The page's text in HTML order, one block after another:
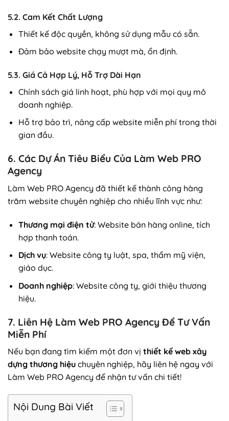
5.2. Cam Kết Chất Lượng
Thiết kế độc quyền, không sử dụng mẫu có sẵn.
Đảm bảo website chạy mượt mà, ổn định.
5.3. Giá Cả Hợp Lý, Hỗ Trợ Dài Hạn
Chính sách giá linh hoạt, phù hợp với mọi quy mô
doanh nghiệp.
Hỗ trợ bảo trì, nâng cấp website miễn phí trong thời
gian đầu.
6. Các Dự Án Tiêu Biểu Của Làm Web PRO
Agency
Làm Web PRO Agency đã thiết kế thành công hàng
trăm website chuyên nghiệp cho nhiều lĩnh vực như:
Thương mại điện tử: Website bán hàng online, tích
hợp thanh toán.
Dịch vụ: Website công ty luật, spa, thẩm mỹ viện,
giáo dục.
Doanh nghiệp: Website công ty, giới thiệu thương
hiệu.
7. Liên Hệ Làm Web PRO Agency Để Tư Vấn
Miễn Phí
Nếu bạn đang tìm kiếm một đơn vị thiết kế web xây
dựng thương hiệu chuyên nghiệp, hãy liên hệ ngay với
Làm Web PRO Agency để nhận tư vấn chi tiết!
Nội Dung Bài Viết